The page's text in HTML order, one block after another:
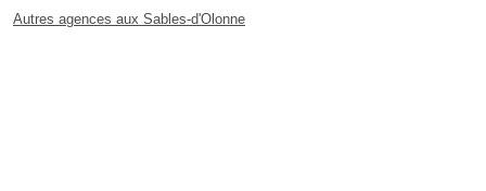
Autres agences aux Sables-d'Olonne